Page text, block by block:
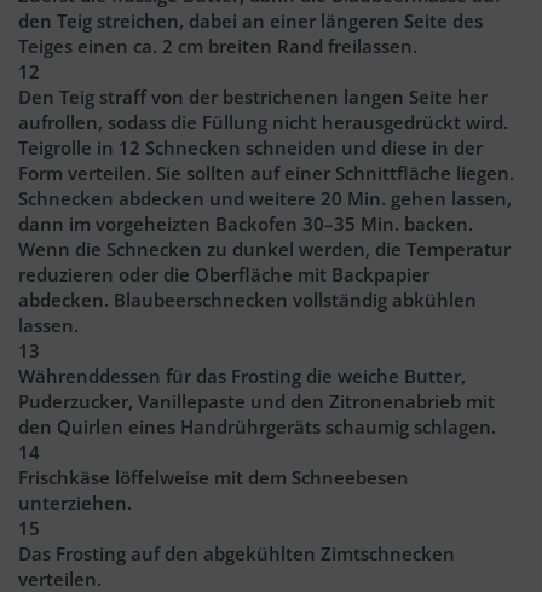
den Teig streichen, dabei an einer längeren Seite des
Teiges einen ca. 2 cm breiten Rand freilassen.
12
Den Teig straff von der bestrichenen langen Seite her
aufrollen, sodass die Füllung nicht herausgedrückt wird.
Teigrolle in 12 Schnecken schneiden und diese in der
Form verteilen. Sie sollten auf einer Schnittfläche liegen.
Schnecken abdecken und weitere 20 Min. gehen lassen,
dann im vorgeheizten Backofen 30–35 Min. backen.
Wenn die Schnecken zu dunkel werden, die Temperatur
reduzieren oder die Oberfläche mit Backpapier
abdecken. Blaubeerschnecken vollständig abkühlen
lassen.
13
Währenddessen für das Frosting die weiche Butter,
Puderzucker, Vanillepaste und den Zitronenabrieb mit
den Quirlen eines Handrührgeräts schaumig schlagen.
14
Frischkäse löffelweise mit dem Schneebesen
unterziehen.
15
Das Frosting auf den abgekühlten Zimtschnecken
verteilen.